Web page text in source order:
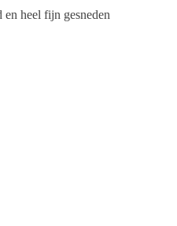
en heel fijn gesneden